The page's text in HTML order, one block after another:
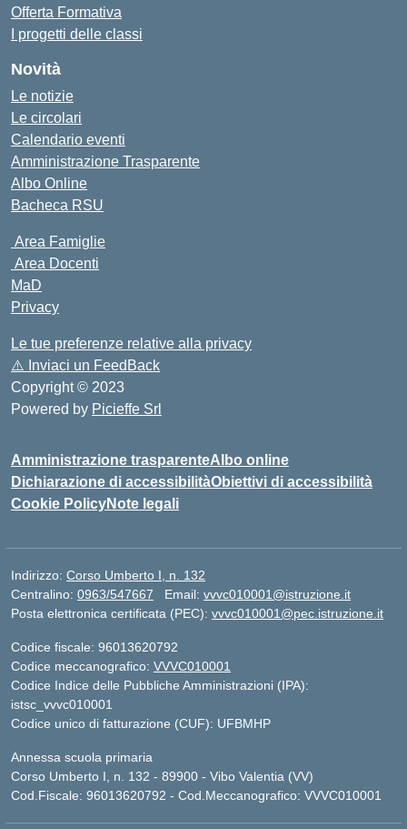
Offerta Formativa
I progetti delle classi
Novità
Le notizie
Le circolari
Calendario eventi
Amministrazione Trasparente
Albo Online
Bacheca RSU
Area Famiglie
Area Docenti
MaD
Privacy
Le tue preferenze relative alla privacy
⚠️ Inviaci un FeedBack
Copyright © 2023
Powered by Picieffe Srl
Amministrazione trasparenteAlbo online
Dichiarazione di accessibilitàObiettivi di accessibilità
Cookie PolicyNote legali
Indirizzo: Corso Umberto I, n. 132
Centralino: 0963/547667 Email: vvvc010001@istruzione.it
Posta elettronica certificata (PEC): vvvc010001@pec.istruzione.it
Codice fiscale: 96013620792
Codice meccanografico: VVVC010001
Codice Indice delle Pubbliche Amministrazioni (IPA):
istsc_vvvc010001
Codice unico di fatturazione (CUF): UFBMHP
Annessa scuola primaria
Corso Umberto I, n. 132 - 89900 - Vibo Valentia (VV)
Cod.Fiscale: 96013620792 - Cod.Meccanografico: VVVC010001